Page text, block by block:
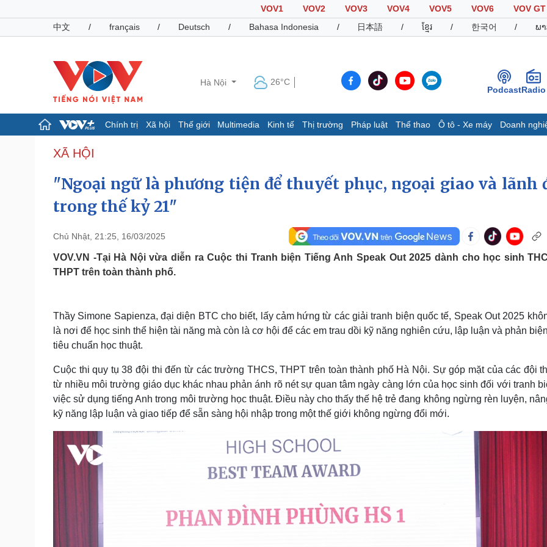
VOV1 VOV2 VOV3 VOV4 VOV5 VOV6
VOV GT
中文
/ français / Deutsch / Bahasa Indonesia / 日本語 / ខ្មែរ / 한국어 / ພ
Hà Nội 26°C
PodcastRadio
Chính trị Xã hội Thế giới Multimedia Kinh tế Thị trường Pháp luật Thể thao Ô tô - Xe máy Doanh
Chính trị
Tổ chức nhân sự
Quốc hội
Nhận diện sự thật
Dự báo thời tiết
Giáo dục
Cuộc sống đó đây
Hồ sơ
Ảnh
E-Magazine
Pháp luật
Vụ án
Quân sự - Quốc phòng
Thể thao
Hậu trường
Ô tô - Xe máy
Sức khỏe
Cây thuốc
Sản phụ khoa
Nhi khoa
Nam khoa
Làm đẹp - giảm cân
Phòng mạch online
Ăn sạch sống khỏe
Blog
Tình yêu - Gia đình
Văn học
Âm nhạc
Di sản
Thời trang
Sao Việt
Cải chính
XÃ HỘI
"Ngoại ngữ là phương tiện để thuyết phục, ngoại giao và lãnh
trong thế kỷ 21"
Chủ Nhật, 21:25, 16/03/2025
VOV.VN -Tại Hà Nội vừa diễn ra Cuộc thi Tranh biện Tiếng Anh Speak Out 2025 dành cho học sinh
THPT trên toàn thành phố.
Thầy Simone Sapienza, đại diện BTC cho biết, lấy cảm hứng từ các giải tranh biện quốc tế, Speak Out 2025
là nơi để học sinh thể hiện tài năng mà còn là cơ hội để các em trau dồi kỹ năng nghiên cứu, lập luận và phản
tiêu chuẩn học thuật.
Cuộc thi quy tụ 38 đội thi đến từ các trường THCS, THPT trên toàn thành phố Hà Nội. Sự góp mặt của các đội
từ nhiều môi trường giáo dục khác nhau phản ánh rõ nét sự quan tâm ngày càng lớn của học sinh đối với tranh
việc sử dụng tiếng Anh trong môi trường học thuật. Điều này cho thấy thế hệ trẻ đang không ngừng rèn luyện,
kỹ năng lập luận và giao tiếp để sẵn sàng hội nhập trong một thế giới không ngừng đổi mới.